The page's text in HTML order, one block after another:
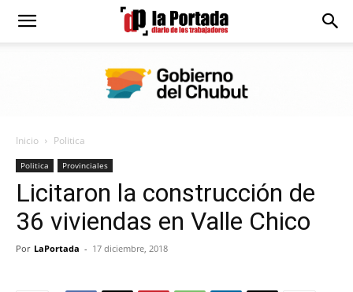
Diario
Portada
Inicio Politica
Politica Provinciales
Licitaron la construcción de
36 viviendas en Valle Chico
Por LaPortada - 17 diciembre, 2018